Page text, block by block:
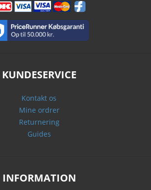
KUNDESERVICE
Kontakt os
Mine ordrer
Returnering
Guides
INFORMATION